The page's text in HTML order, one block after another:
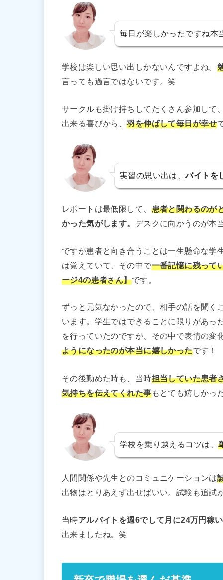
毎日が楽しかったですね本
学校は楽しい思い出しかないんですよね。
言っても過言ではないです。笑
サークルも掛け持ちしてたくさん参加して
出来る喜びから、羽を伸ばして毎日が幸せ
実習の思い出は、 バイトを
レポートは最低限して、 患者と関わるのが
かった気がします。 デスクに向かうのが本
ですが患者と向き合うことは一生懸命な学
は覚えていて、その中で一番記憶に残って
ージ4の患者さん】です。
ずっと元気なかったので、相手の話を聞く
います。学生ではできることに限りがあっ
を行っていたのですが、その中で表情の変
ようになったのが本当に嬉しかったです！
その後勤めた時も、当時担当していた患者
気持ちを伝えてくれた事もとても嬉しかっ
学校を乗り越えるコツは、
人間関係や先生とのコミュニケーションは
出物はとりあえず出せばいい。試験も追試
当時アルバイトを週6でして月に24万円稼
出来ましたね。笑